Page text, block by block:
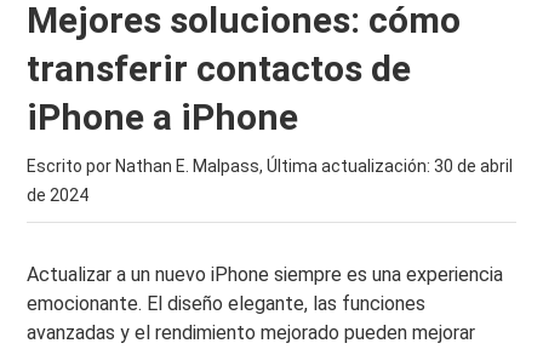
Mejores soluciones: cómo
transferir contactos de
iPhone a iPhone
Escrito por Nathan E. Malpass, Última actualización:30 de abril
de 2024
Actualizar a un nuevo iPhone siempre es una experiencia
emocionante. El diseño elegante, las funciones
avanzadas y el rendimiento mejorado pueden mejorar